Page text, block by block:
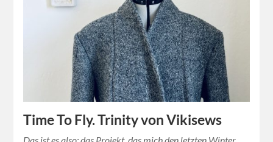
Time To Fly. Trinity von Vikisews